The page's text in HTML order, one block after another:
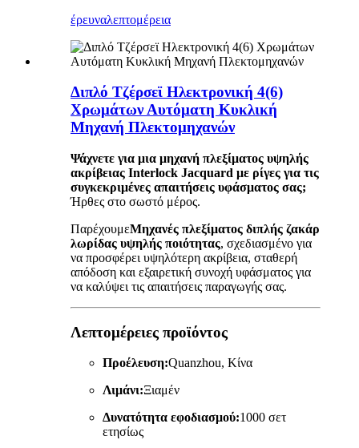
έρευναλεπτομέρεια
Διπλό Τζέρσεϊ Ηλεκτρονική 4(6)
Χρωμάτων Αυτόματη Κυκλική
Μηχανή Πλεκτομηχανών
Ψάχνετε για μια μηχανή πλεξίματος υψηλής
ακρίβειας Interlock Jacquard με ρίγες για τις
συγκεκριμένες απαιτήσεις υφάσματος σας;
Ήρθες στο σωστό μέρος.
ΠαρέχουμεΜηχανές πλεξίματος διπλής ζακάρ
λωρίδας υψηλής ποιότητας, σχεδιασμένο για
να προσφέρει υψηλότερη ακρίβεια, σταθερή
απόδοση και εξαιρετική συνοχή υφάσματος για
να καλύψει τις απαιτήσεις παραγωγής σας.
Λεπτομέρειες προϊόντος
Προέλευση:Quanzhou, Κίνα
Λιμάνι:Ξιαμέν
Δυνατότητα εφοδιασμού:1000 σετ
ετησίως